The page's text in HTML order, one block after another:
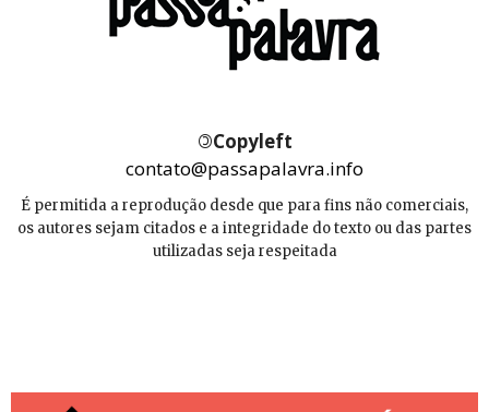
©Copyleft
contato@passapalavra.info
É permitida a reprodução desde que para fins não comerciais,
os autores sejam citados e a integridade do texto ou das partes
utilizadas seja respeitada